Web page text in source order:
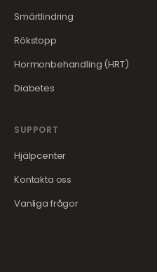
Smärtlindring
Rökstopp
Hormonbehandling (HRT)
Diabetes
SUPPORT
Hjälpcenter
Kontakta oss
Vanliga frågor